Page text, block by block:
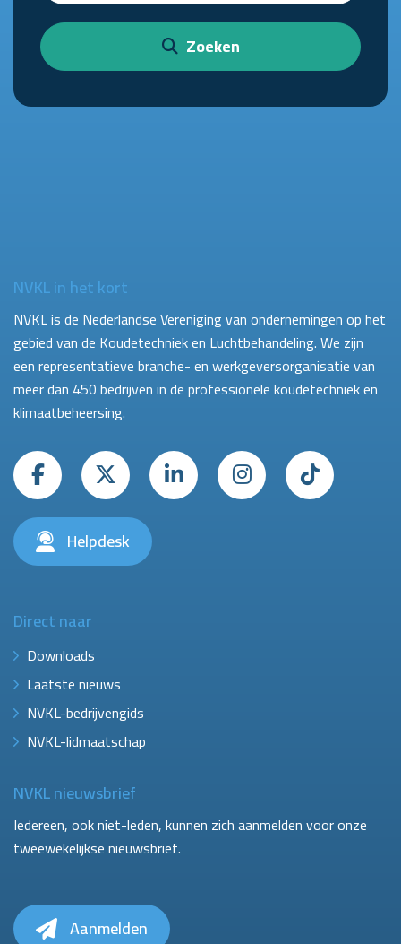
Zoeken
NVKL in het kort
NVKL is de Nederlandse Vereniging van ondernemingen op het
gebied van de Koudetechniek en Luchtbehandeling. We zijn
een representatieve branche- en werkgeversorganisatie van
meer dan 450 bedrijven in de professionele koudetechniek en
klimaatbeheersing.
Helpdesk
Direct naar
Downloads
Laatste nieuws
NVKL-bedrijvengids
NVKL-lidmaatschap
NVKL nieuwsbrief
Iedereen, ook niet-leden, kunnen zich aanmelden voor onze
tweewekelijkse nieuwsbrief.
Aanmelden